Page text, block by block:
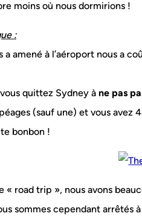
moins où nous dormirions !
:
a amené à l’aéroport nous a
quittez Sydney à ne pas
(sauf une) et vous
bonbon !
« road trip », nous avons
sommes cependant arrêtés à